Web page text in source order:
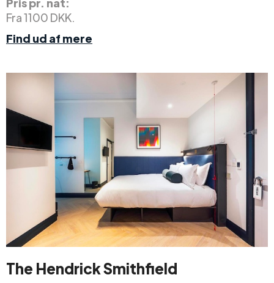
Fra 1100 DKK.
Find ud af mere
The Hendrick Smithfield